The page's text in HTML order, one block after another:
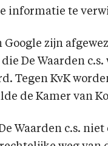
informatie te
zijn
De Waarden
Tegen KvK
de Kamer van
Waarden c.s.